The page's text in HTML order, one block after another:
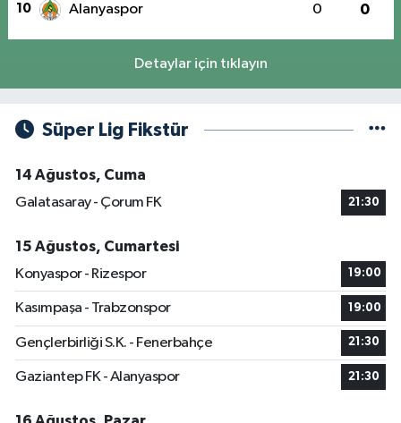
10 Alanyaspor 0 0
Detaylar için tıklayın
Süper Lig Fikstür
14 Ağustos, Cuma
Galatasaray - Çorum FK
21:30
15 Ağustos, Cumartesi
Konyaspor - Rizespor
19:00
Kasımpaşa - Trabzonspor 19:00
Gençlerbirliği S.K. - Fenerbahçe 21:30
Gaziantep FK - Alanyaspor 21:30